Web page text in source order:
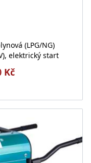
(LPG/NG)
elektrický start
Kč